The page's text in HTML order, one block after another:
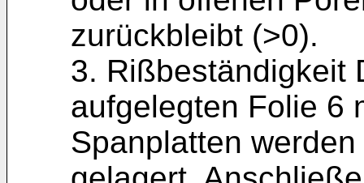
zurückbleibt (>0).
3. Rißbeständigkeit
aufgelegten Folie 6
Spanplatten